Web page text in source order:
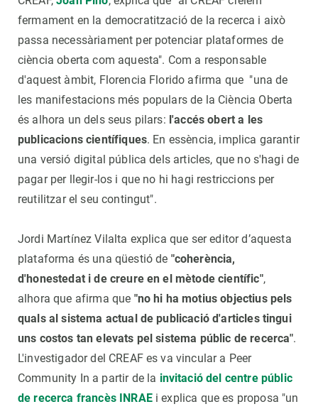
fermament en la democratització de la recerca i això
passa necessàriament per potenciar plataformes de
ciència oberta com aquesta". Com a responsable
d'aquest àmbit, Florencia Florido afirma que "una de
les manifestacions més populars de la Ciència Oberta
és alhora un dels seus pilars: l'accés obert a les
publicacions científiques. En essència, implica garantir
una versió digital pública dels articles, que no s'hagi de
pagar per llegir-los i que no hi hagi restriccions per
reutilitzar el seu contingut".
Jordi Martínez Vilalta explica que ser editor d’aquesta
plataforma és una qüestió de "coherència,
d'honestedat i de creure en el mètode científic",
alhora que afirma que "no hi ha motius objectius pels
quals al sistema actual de publicació d'articles tingui
uns costos tan elevats pel sistema públic de recerca".
L'investigador del CREAF es va vincular a Peer
Community In a partir de la invitació del centre públic
de recerca francès INRAEi explica que es proposa "un